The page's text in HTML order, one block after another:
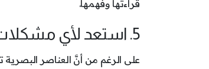
قراءتها وفهمها.
5. استعد لأي مشكلات قد تظهر:
على الرغم من أنَّ العناصر البصرية